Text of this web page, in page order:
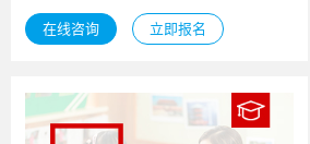
在线咨询 立即报名